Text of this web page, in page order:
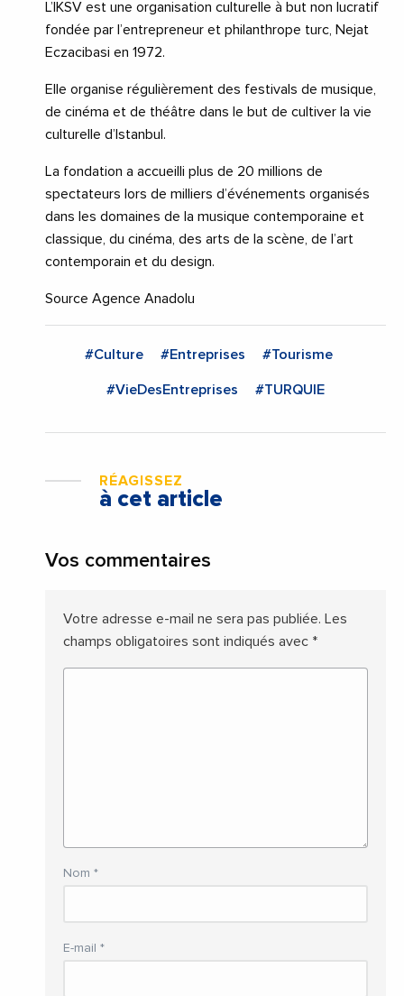
L’IKSV est une organisation culturelle à but non lucratif
fondée par l’entrepreneur et philanthrope turc, Nejat
Eczacibasi en 1972.
Elle organise régulièrement des festivals de musique,
de cinéma et de théâtre dans le but de cultiver la vie
culturelle d’Istanbul.
La fondation a accueilli plus de 20 millions de
spectateurs lors de milliers d’événements organisés
dans les domaines de la musique contemporaine et
classique, du cinéma, des arts de la scène, de l’art
contemporain et du design.
Source Agence Anadolu
#Culture #Entreprises #Tourisme
#VieDesEntreprises #TURQUIE
RÉAGISSEZ
à cet article
Vos commentaires
Votre adresse e-mail ne sera pas publiée. Les
champs obligatoires sont indiqués avec *
Nom *
E-mail *